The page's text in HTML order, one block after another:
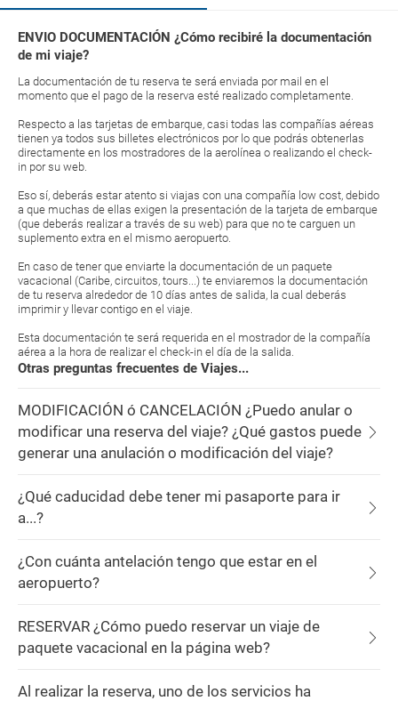
ENVIO DOCUMENTACIÓN ¿Cómo recibiré la documentación
de mi viaje?
La documentación de tu reserva te será enviada por mail en el
momento que el pago de la reserva esté realizado completamente.
Respecto a las tarjetas de embarque, casi todas las compañías aéreas
tienen ya todos sus billetes electrónicos por lo que podrás obtenerlas
directamente en los mostradores de la aerolínea o realizando el check-
in por su web.
Eso sí, deberás estar atento si viajas con una compañía low cost, debido
a que muchas de ellas exigen la presentación de la tarjeta de embarque
(que deberás realizar a través de su web) para que no te carguen un
suplemento extra en el mismo aeropuerto.
En caso de tener que enviarte la documentación de un paquete
vacacional (Caribe, circuitos, tours...) te enviaremos la documentación
de tu reserva alrededor de 10 días antes de salida, la cual deberás
imprimir y llevar contigo en el viaje.
Esta documentación te será requerida en el mostrador de la compañía
aérea a la hora de realizar el check-in el día de la salida.
Otras preguntas frecuentes de Viajes...
MODIFICACIÓN ó CANCELACIÓN ¿Puedo anular o
modificar una reserva del viaje? ¿Qué gastos puede
generar una anulación o modificación del viaje?
¿Qué caducidad debe tener mi pasaporte para ir
a...?
¿Con cuánta antelación tengo que estar en el
aeropuerto?
RESERVAR ¿Cómo puedo reservar un viaje de
paquete vacacional en la página web?
Al realizar la reserva, uno de los servicios ha